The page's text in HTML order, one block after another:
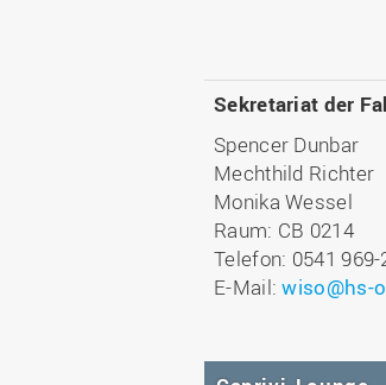
Sekretariat der
Spencer Dunbar
Mechthild Richter
Monika Wessel
Raum: CB 0214
Telefon: 0541 969-
E-Mail:wiso@hs-